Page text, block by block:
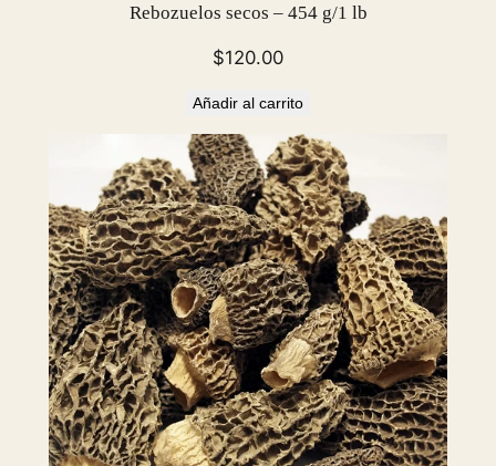
Rebozuelos secos – 454 g/1 lb
$120.00
Añadir al carrito